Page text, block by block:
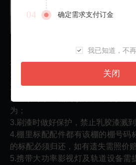
场地使用注意事项：
1.场地一经预定，24小时内支持退
退款；
2.置景时禁止棚内喷漆、锯木头、
为；
3.刷漆时做好保护，禁止乳胶漆溅
4.棚里标配配件都有该棚的棚号码
的标配必须归还，如有遗失需照价
5.携带大功率影视灯及轨道设备需
04 确定需求支付订金
我已知道，不
关闭